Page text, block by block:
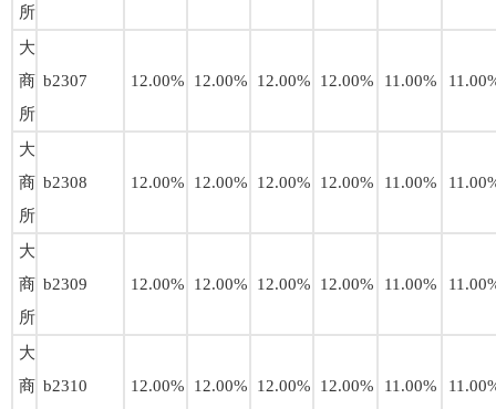
所
大
商
所
b2307 12.00% 12.00% 12.00% 12.00% 11.00%
大
商
所
b2308 12.00% 12.00% 12.00% 12.00% 11.00%
大
商
所
b2309 12.00% 12.00% 12.00% 12.00% 11.00%
大
商 b2310 12.00% 12.00% 12.00% 12.00% 11.00%